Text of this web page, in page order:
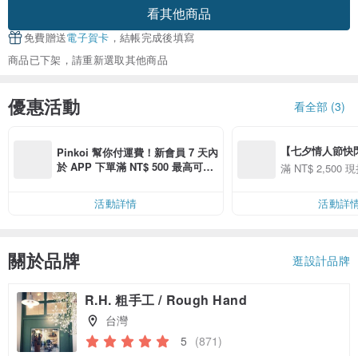
看其他商品
免費贈送電子賀卡 ，結帳完成後填寫
商品已下架，請重新選取其他商品
優惠活動 看全部 (3)
Pinkoi 幫你付運費！新會員 7 天內
於 APP 下單滿 NT$ 500 最高可折
活動詳情
【七夕情人節
用 APP 購買任
00 現折 NT$100
滿 NT$ 2,500
活動詳
關於品牌 逛設計品牌
R.H. 粗手工 / Rough Hand
台灣
5 (871)